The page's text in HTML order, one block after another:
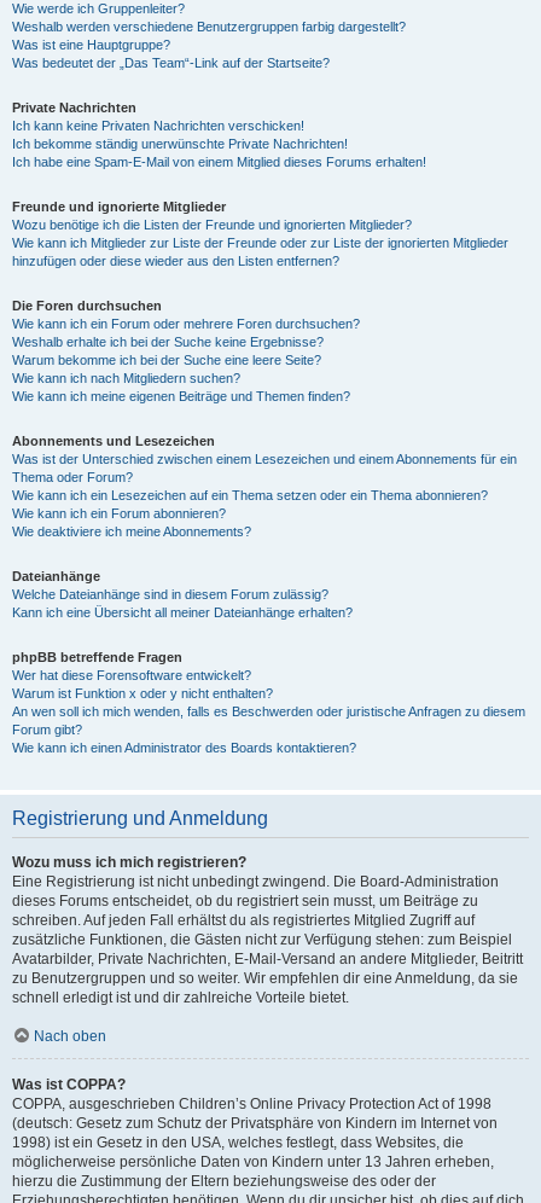
Wie werde ich Gruppenleiter?
Weshalb werden verschiedene Benutzergruppen farbig dargestellt?
Was ist eine Hauptgruppe?
Was bedeutet der „Das Team“-Link auf der Startseite?
Private Nachrichten
Ich kann keine Privaten Nachrichten verschicken!
Ich bekomme ständig unerwünschte Private Nachrichten!
Ich habe eine Spam-E-Mail von einem Mitglied dieses Forums erhalten!
Freunde und ignorierte Mitglieder
Wozu benötige ich die Listen der Freunde und ignorierten Mitglieder?
Wie kann ich Mitglieder zur Liste der Freunde oder zur Liste der ignorierten Mitglieder
hinzufügen oder diese wieder aus den Listen entfernen?
Die Foren durchsuchen
Wie kann ich ein Forum oder mehrere Foren durchsuchen?
Weshalb erhalte ich bei der Suche keine Ergebnisse?
Warum bekomme ich bei der Suche eine leere Seite?
Wie kann ich nach Mitgliedern suchen?
Wie kann ich meine eigenen Beiträge und Themen finden?
Abonnements und Lesezeichen
Was ist der Unterschied zwischen einem Lesezeichen und einem Abonnements für ein
Thema oder Forum?
Wie kann ich ein Lesezeichen auf ein Thema setzen oder ein Thema abonnieren?
Wie kann ich ein Forum abonnieren?
Wie deaktiviere ich meine Abonnements?
Dateianhänge
Welche Dateianhänge sind in diesem Forum zulässig?
Kann ich eine Übersicht all meiner Dateianhänge erhalten?
phpBB betreffende Fragen
Wer hat diese Forensoftware entwickelt?
Warum ist Funktion x oder y nicht enthalten?
An wen soll ich mich wenden, falls es Beschwerden oder juristische Anfragen zu diesem
Forum gibt?
Wie kann ich einen Administrator des Boards kontaktieren?
Registrierung und Anmeldung
Wozu muss ich mich registrieren?
Eine Registrierung ist nicht unbedingt zwingend. Die Board-Administration
dieses Forums entscheidet, ob du registriert sein musst, um Beiträge zu
schreiben. Auf jeden Fall erhältst du als registriertes Mitglied Zugriff auf
zusätzliche Funktionen, die Gästen nicht zur Verfügung stehen: zum Beispiel
Avatarbilder, Private Nachrichten, E-Mail-Versand an andere Mitglieder, Beitritt
zu Benutzergruppen und so weiter. Wir empfehlen dir eine Anmeldung, da sie
schnell erledigt ist und dir zahlreiche Vorteile bietet.
Nach oben
Was ist COPPA?
COPPA, ausgeschrieben Children’s Online Privacy Protection Act of 1998
(deutsch: Gesetz zum Schutz der Privatsphäre von Kindern im Internet von
1998) ist ein Gesetz in den USA, welches festlegt, dass Websites, die
möglicherweise persönliche Daten von Kindern unter 13 Jahren erheben,
hierzu die Zustimmung der Eltern beziehungsweise des oder der